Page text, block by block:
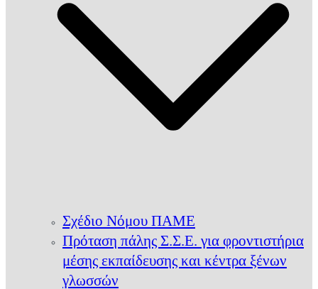
Σχέδιο Νόμου ΠΑΜΕ
Πρόταση πάλης Σ.Σ.Ε. για φροντιστήρια
μέσης εκπαίδευσης και κέντρα ξένων
γλωσσών